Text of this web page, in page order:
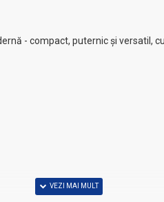
- compact, puternic și versatil,